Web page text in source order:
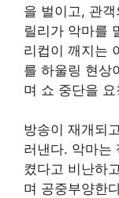
을 벌이고, 관
릴리가 악마를
리컵이 깨지는
를 하울링 현상
며 쇼 중단을
방송이 재개되
러낸다. 악마는
켰다고 비난하
며 공중부양한